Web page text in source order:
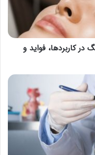
در کاربردها، فواید و